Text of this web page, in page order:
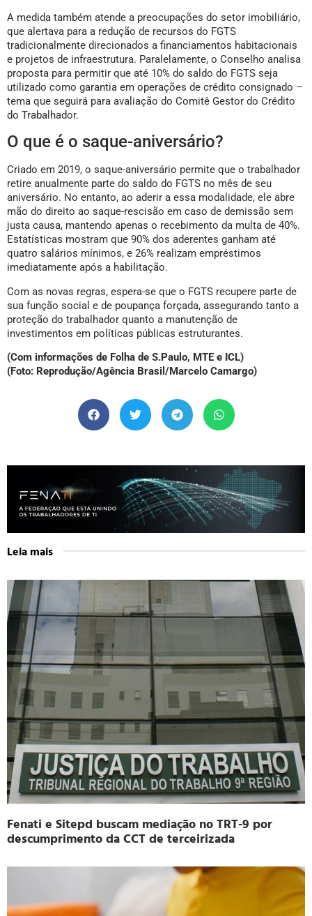
O ministro Luiz Marinho enfatizou que a média atual é de 7,9
saques-antecipados por contrato, com casos extremos de
antecipação programada até 2056. “Se dependesse da minha
vontade política, já tinha acabado com o saque-aniversário. Já
tinha revogado, ponto e acabou”, declarou. No entanto, as
novas regras representam um meio-termo para equilibrar a
sustentabilidade do FGTS e os direitos dos trabalhadores.
que alertava para a redução de recursos do FGTS
tradicionalmente direcionados a financiamentos habitacionais
e projetos de infraestrutura. Paralelamente, o Conselho analisa
proposta para permitir que até 10% do saldo do FGTS seja
utilizado como garantia em operações de crédito consignado –
tema que seguirá para avaliação do Comitê Gestor do Crédito
do Trabalhador.
O que é o saque-aniversário?
Criado em 2019, o saque-aniversário permite que o trabalhador
retire anualmente parte do saldo do FGTS no mês de seu
aniversário. No entanto, ao aderir a essa modalidade, ele abre
mão do direito ao saque-rescisão em caso de demissão sem
justa causa, mantendo apenas o recebimento da multa de 40%.
quatro salários mínimos, e 26% realizam empréstimos
imediatamente após a habilitação.
Com as novas regras, espera-se que o FGTS recupere parte de
sua função social e de poupança forçada, assegurando tanto a
proteção do trabalhador quanto a manutenção de
(Com informações de Folha de S.Paulo, MTE e ICL)
(Foto: Reprodução/Agência Brasil/Marcelo Camargo)
Leia mais